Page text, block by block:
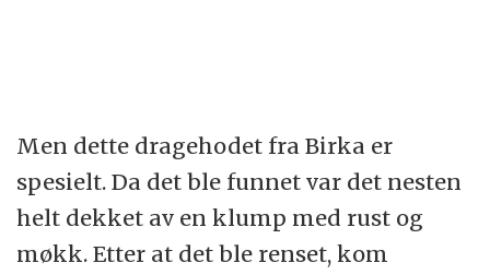
Men dette dragehodet fra Birka er
spesielt. Da det ble funnet var det nesten
helt dekket av en klump med rust og
møkk. Etter at det ble renset, kom